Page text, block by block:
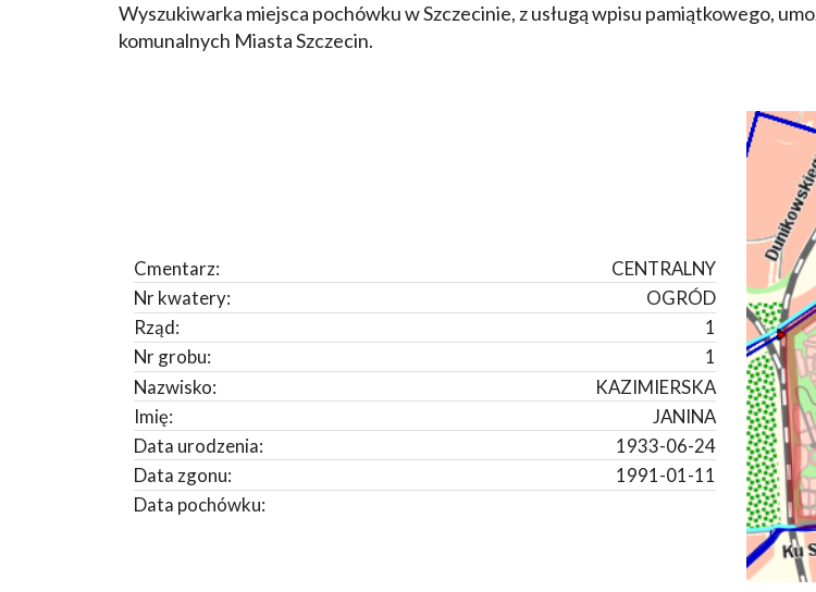
Wyszukiwarka miejsca pochówku w Szczecinie, z usługą wpisu pamiątkowego,
komunalnych Miasta Szczecin.
CENTRALNY
Cmentarz:
OGRÓD
Nr kwatery:
1
Rząd:
1
Nr grobu:
KAZIMIERSKA
Nazwisko:
JANINA
Imię:
1933-06-24
Data urodzenia:
1991-01-11
Data zgonu:
Data pochówku: